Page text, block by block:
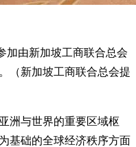
加由新加坡工商联合总会
（新加坡工商联合总会提
洲与世界的重要区域枢
基础的全球经济秩序方面